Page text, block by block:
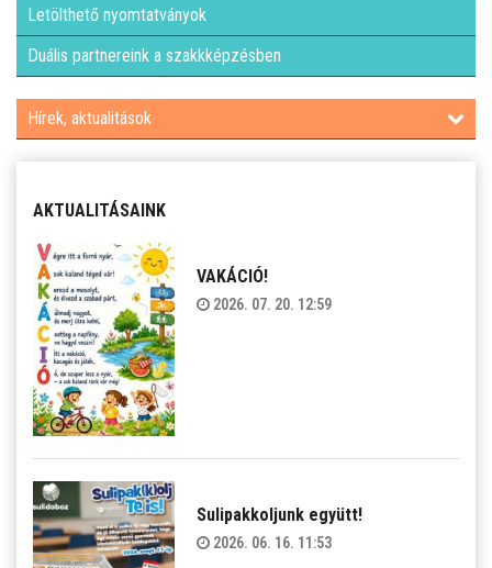
Letölthető nyomtatványok
Duális partnereink a szakkképzésben
Hírek, aktualitások
AKTUALITÁSAINK
VAKÁCIÓ!
2026. 07. 20. 12:59
Sulipakkoljunk együtt!
2026. 06. 16. 11:53